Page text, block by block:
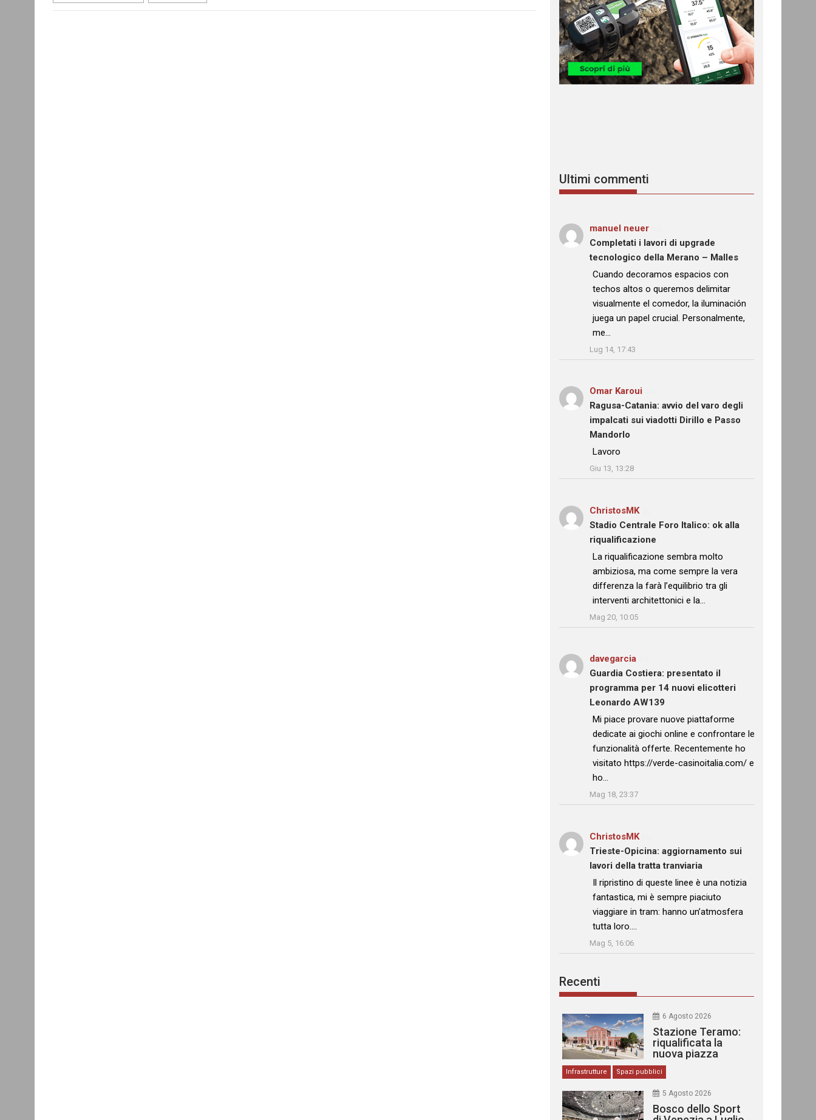
Ultimi commenti
manuel neuer
Completati i lavori di upgrade
tecnologico della Merano – Malles
: “
Cuando decoramos espacios con
techos altos o queremos delimitar
visualmente el comedor, la iluminación
juega un papel crucial. Personalmente,
me…
Lug 14, 17:43
Omar Karoui
Ragusa-Catania: avvio del varo degli
impalcati sui viadotti Dirillo e Passo
Mandorlo
: “Lavoro
Giu 13, 13:28
ChristosMKsu
Stadio Centrale Foro Italico: ok alla
riqualificazione
: “La riqualificazione sembra molto
ambiziosa, ma come sempre la vera
differenza la farà l’equilibrio tra gli
interventi architettonici e la…
Mag 20, 10:05
davegarcia
Guardia Costiera: presentato il
programma per 14 nuovi elicotteri
Leonardo AW139
: “
Mi piace provare nuove piattaforme
dedicate ai giochi online e confrontare le
funzionalità offerte. Recentemente ho
visitato https://verde-casinoitalia.com/ e
ho…
Mag 18, 23:37
ChristosMKsu
Trieste-Opicina: aggiornamento sui
lavori della tratta tranviaria
: “
Il ripristino di queste linee è una notizia
fantastica, mi è sempre piaciuto
viaggiare in tram: hanno un’atmosfera
tutta loro.…
Mag 5, 16:06
Recenti
6 Agosto 2026
Stazione Teramo:
riqualificata la
nuova piazza
urbana
Infrastrutture Spazi pubblici
5 Agosto 2026
Bosco dello Sport